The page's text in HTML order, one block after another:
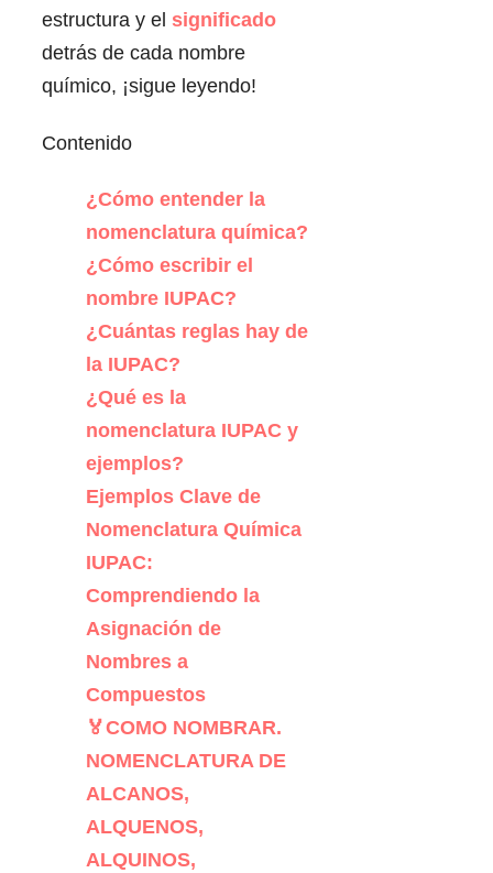
estructura y el significado
detrás de cada nombre
químico, ¡sigue leyendo!
Contenido
¿Cómo entender la
nomenclatura química?
¿Cómo escribir el
nombre IUPAC?
¿Cuántas reglas hay de
la IUPAC?
¿Qué es la
nomenclatura IUPAC y
ejemplos?
Ejemplos Clave de
Nomenclatura Química
IUPAC:
Comprendiendo la
Asignación de
Nombres a
Compuestos
🏅COMO NOMBRAR.
NOMENCLATURA DE
ALCANOS,
ALQUENOS,
ALQUINOS,